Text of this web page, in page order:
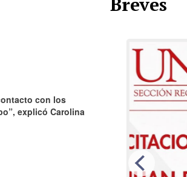
con los
explicó Carolina